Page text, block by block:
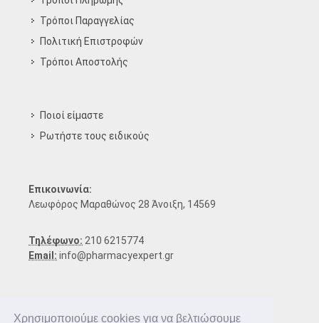
Χρησιμοποιούμε cookies για να βελτιώσουμε
Τρόποι Παραγγελίας
Πολιτική Επιστροφών
Τρόποι Aποστολής
Ποιοί είμαστε
Ρωτήστε τους ειδικούς
Επικοινωνία:
Λεωφόρος Μαραθώνος 28 Άνοιξη, 14569
Τηλέφωνο: 210 6215774
Email: info@pharmacyexpert.gr